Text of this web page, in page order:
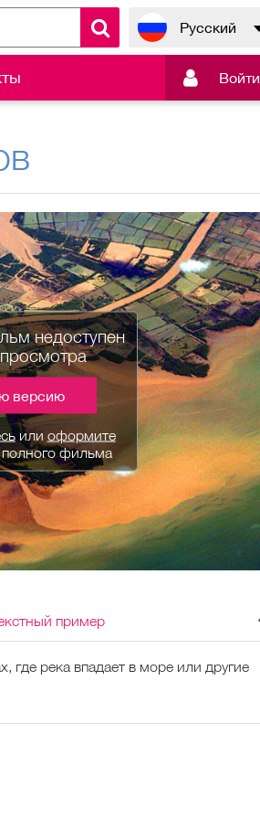
Русский
 Войти
недоступен
версию
или оформите
фильма
пример
где река впадает в море или другие